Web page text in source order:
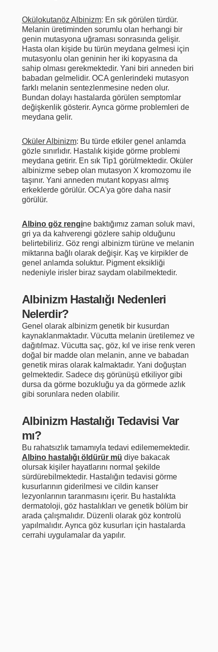
Okülokutanöz Albinizm: En sık görülen türdür.
Melanin üretiminden sorumlu olan herhangi bir
genin mutasyona uğraması sonrasında gelişir.
Hasta olan kişide bu türün meydana gelmesi için
mutasyonlu olan geninin her iki kopyasına da
sahip olması gerekmektedir. Yani biri anneden biri
babadan gelmelidir. OCA genlerindeki mutasyon
farklı melanin sentezlenmesine neden olur.
Bundan dolayı hastalarda görülen semptomlar
değişkenlik gösterir. Ayrıca görme problemleri de
meydana gelir.
Oküler Albinizm: Bu türde etkiler genel anlamda
gözle sınırlıdır. Hastalık kişide görme problemi
meydana getirir. En sık Tip1 görülmektedir. Oküler
albinizme sebep olan mutasyon X kromozomu ile
taşınır. Yani anneden mutant kopyası almış
erkeklerde görülür. OCA'ya göre daha nasir
görülür.
Albino göz rengine baktığımız zaman soluk mavi,
gri ya da kahverengi gözlere sahip olduğunu
belirtebiliriz. Göz rengi albinizm türüne ve melanin
miktarına bağlı olarak değişir. Kaş ve kirpikler de
genel anlamda soluktur. Pigment eksikliği
nedeniyle irisler biraz saydam olabilmektedir.
Albinizm Hastalığı Nedenleri
Nelerdir?
Genel olarak albinizm genetik bir kusurdan
kaynaklanmaktadır. Vücutta melanin üretilemez ve
dağıtılmaz. Vücutta saç, göz, kıl ve irise renk veren
doğal bir madde olan melanin, anne ve babadan
genetik miras olarak kalmaktadır. Yani doğuştan
gelmektedir. Sadece dış görünüşü etkiliyor gibi
dursa da görme bozukluğu ya da görmede azlık
gibi sorunlara neden olabilir.
Albinizm Hastalığı Tedavisi Var
mı?
Bu rahatsızlık tamamıyla tedavi edilememektedir.
Albino hastalığı öldürür mü diye bakacak
olursak kişiler hayatlarını normal şekilde
sürdürebilmektedir. Hastalığın tedavisi görme
kusurlarının giderilmesi ve cildin kanser
lezyonlarının taranmasını içerir. Bu hastalıkta
dermatoloji, göz hastalıkları ve genetik bölüm bir
arada çalışmalıdır. Düzenli olarak göz kontrolü
yapılmalıdır. Ayrıca göz kusurları için hastalarda
cerrahi uygulamalar da yapılır.